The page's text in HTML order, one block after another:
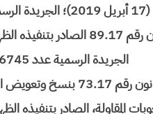
الجريدة الرسمية عدد 6745 بتاريخ 14 جمادى الأولى 1440 (21 يناير 2019)، ص 142؛